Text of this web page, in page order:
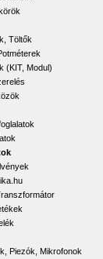
Töltők
(KIT, Modul)
Piezók, Mikrofonok